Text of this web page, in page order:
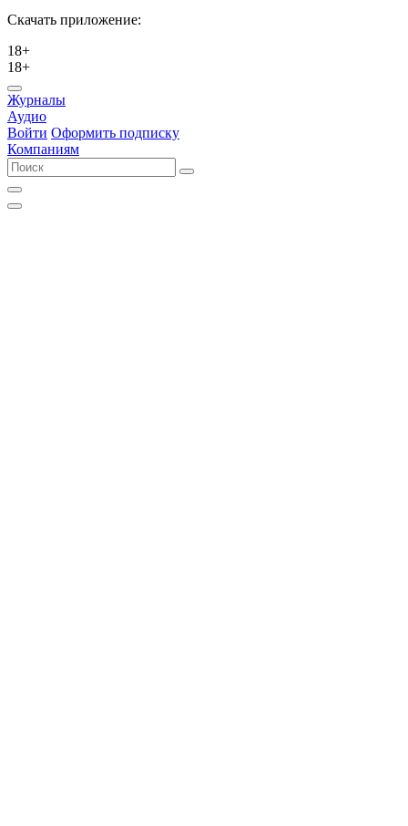
Скачать приложение:
18+
18+
Журналы
Аудио
Войти Оформить подписку
Компаниям